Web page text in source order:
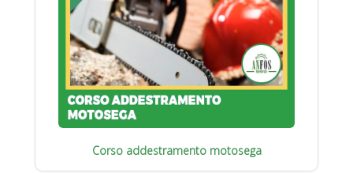
Corso addestramento motosega